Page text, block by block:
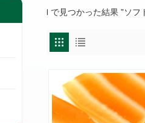
1 で見つかった結果 "ソ